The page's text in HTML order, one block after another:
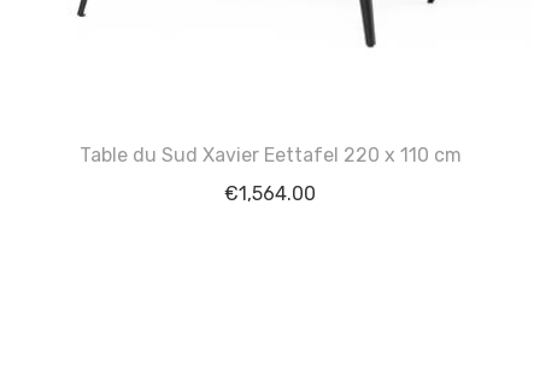
Table du Sud Xavier Eettafel 220 x 110 cm
€1,564.00